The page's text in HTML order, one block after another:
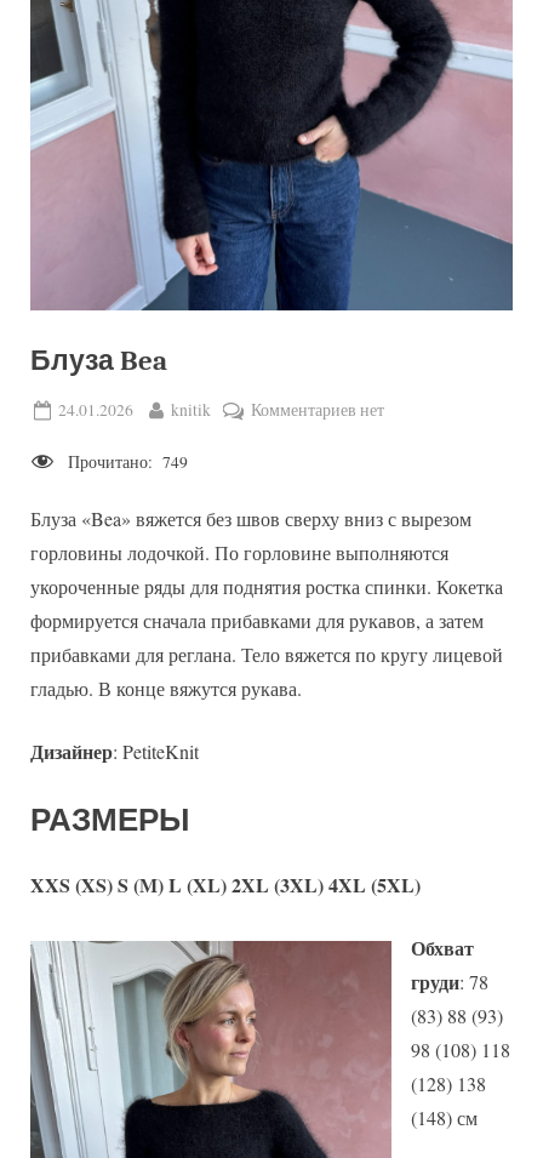
Блуза Bea
Posted
24.01.2026 By
knitik Комментариевкнет
Прочитано: 749
Блуза «Bea» вяжется без швов сверху вниз с вырезом
горловины лодочкой. По горловине выполняются
укороченные ряды для поднятия ростка спинки. Кокетка
формируется сначала прибавками для рукавов, а затем
прибавками для реглана. Тело вяжется по кругу лицевой
гладью. В конце вяжутся рукава.
Дизайнер: PetiteKnit
РАЗМЕРЫ
XXS (XS) S (M) L (XL) 2XL (3XL) 4XL (5XL)
Обхват
груди: 78
(83) 88 (93)
98 (108) 118
(128) 138
(148) см